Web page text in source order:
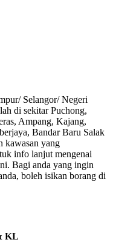
Selangor/ Negeri
di sekitar Puchong,
Ampang, Kajang,
Bandar Baru Salak
kawasan yang
info lanjut mengenai
Bagi anda yang ingin
boleh isikan borang di
KL